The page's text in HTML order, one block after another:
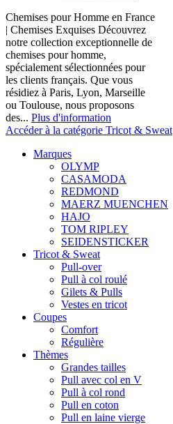
Chemises pour Homme en France
| Chemises Exquises Découvrez
notre collection exceptionnelle de
chemises pour homme,
spécialement sélectionnées pour
les clients français. Que vous
résidiez à Paris, Lyon, Marseille
ou Toulouse, nous proposons
des... Plus d'information
Accéder à la catégorie Tricot & Sweat
Marques
OLYMP
CASAMODA
REDMOND
MAERZ MUENCHEN
HAJO
TOM RIPLEY
SEIDENSTICKER
Tricot & Sweat
Pull-over
Pull à col roulé
Gilets & Pulls
Vestes en tricot
Coupes
Comfort
Régulière
Thèmes
Grandes tailles
Pull avec col en V
Pull à col rond
Pull en coton
Pull en laine vierge